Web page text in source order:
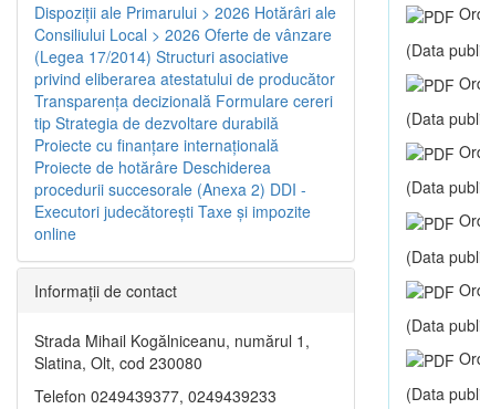
(Data
(Data
(Data
(Data
(Data
(Data
Dispoziţii ale Primarului > 2026 Hotărâri ale
Consiliului Local > 2026 Oferte de vânzare
(Legea 17/2014) Structuri asociative
privind eliberarea atestatului de producător
Transparenţa decizională Formulare cereri
tip Strategia de dezvoltare durabilă
Proiecte cu finanţare internaţională
Proiecte de hotărâre Deschiderea
procedurii succesorale (Anexa 2) DDI -
Executori judecătorești Taxe şi impozite
online
Informaţii de contact
Strada Mihail Kogălniceanu, numărul 1,
Slatina, Olt, cod 230080
Telefon 0249439377, 0249439233